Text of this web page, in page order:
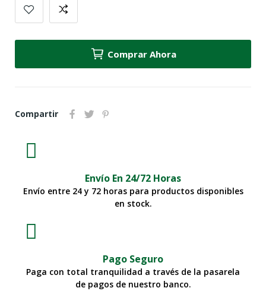
Comprar Ahora
Compartir
Envío En 24/72 Horas
Envío entre 24 y 72 horas para productos disponibles
en stock.
Pago Seguro
Paga con total tranquilidad a través de la pasarela
de pagos de nuestro banco.